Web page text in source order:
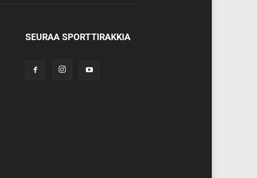
SEURAA SPORTTIRAKKIA